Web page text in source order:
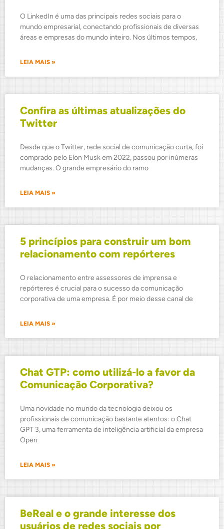
O LinkedIn é uma das principais redes sociais para o
mundo empresarial, conectando profissionais de diversas
áreas e empresas do mundo inteiro. Nos últimos tempos,
LEIA MAIS »
Confira as últimas atualizações do
Twitter
Desde que o Twitter, rede social de comunicação curta, foi
comprado pelo Elon Musk em 2022, passou por inúmeras
mudanças. O grande empresário do ramo
LEIA MAIS »
5 princípios para construir um bom
relacionamento com repórteres
O relacionamento entre assessores de imprensa e
repórteres é crucial para o sucesso da comunicação
corporativa de uma empresa. É por meio desse canal de
LEIA MAIS »
Chat GTP: como utilizá-lo a favor da
Comunicação Corporativa?
Uma novidade no mundo da tecnologia deixou os
profissionais de comunicação bastante atentos: o Chat
GPT 3, uma ferramenta de inteligência artificial da empresa
Open
LEIA MAIS »
BeReal e o grande interesse dos
usuários de redes sociais por